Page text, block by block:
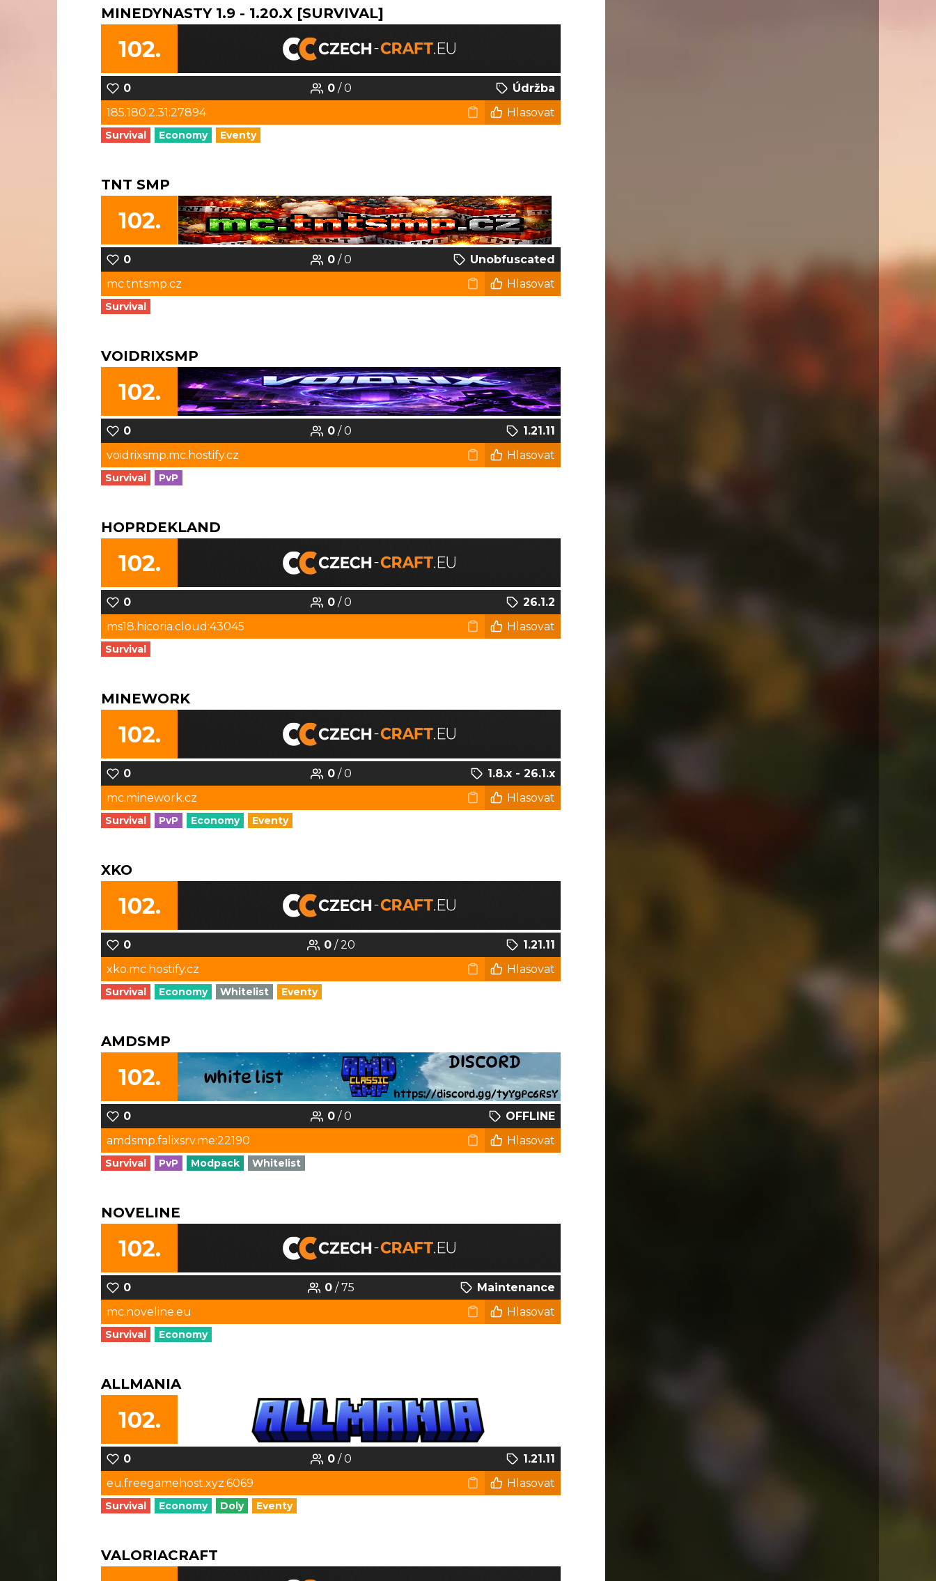
MINEDYNASTY 1.9 - 1.20.X [SURVIVAL]
102.
0 0/ 0
Údržba
185.180.2.31:27894
Hlasovat
Survival Economy Eventy
TNT SMP
102.
0 0/ 0
Unobfuscated
mc.tntsmp.cz
Hlasovat
Survival
VOIDRIXSMP
102.
0 0/ 0
1.21.11
voidrixsmp.mc.hostify.cz
Hlasovat
Survival PvP
HOPRDEKLAND
102.
0 0/ 0
26.1.2
ms18.hicoria.cloud:43045
Hlasovat
Survival
MINEWORK
102.
0 0/ 0
1.8.x - 26.1.x
mc.minework.cz
Hlasovat
Survival PvP Economy Eventy
XKO
102.
0 0/ 20
1.21.11
xko.mc.hostify.cz
Hlasovat
Survival Economy Whitelist Eventy
AMDSMP
102.
0 0/ 0
OFFLINE
amdsmp.falixsrv.me:22190
Hlasovat
Survival PvP Modpack Whitelist
NOVELINE
102.
0 0/ 75
Maintenance
mc.noveline.eu
Hlasovat
Survival Economy
ALLMANIA
102.
0 0/ 0
1.21.11
eu.freegamehost.xyz:6069
Hlasovat
Survival Economy Doly Eventy
VALORIACRAFT